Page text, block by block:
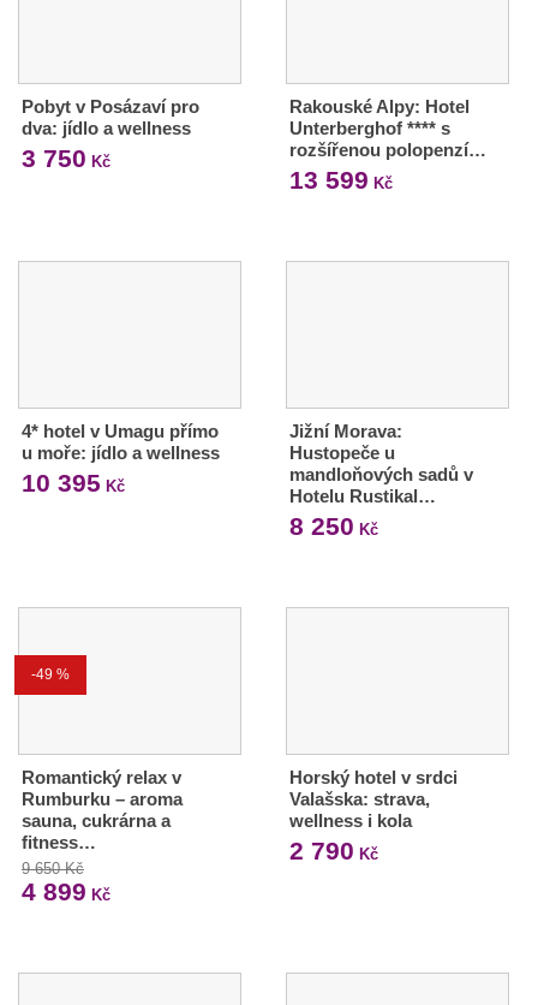
Pobyt v Posázaví pro
dva: jídlo a wellness
3 750 Kč
Rakouské Alpy: Hotel
Unterberghof **** s
rozšířenou polopenzí…
13 599 Kč
4* hotel v Umagu přímo
u moře: jídlo a wellness
10 395 Kč
Jižní Morava:
Hustopeče u
mandloňových sadů v
Hotelu Rustikal…
8 250 Kč
-49 %
Romantický relax v
Rumburku – aroma
sauna, cukrárna a
fitness…
9 650 Kč
4 899 Kč
Horský hotel v srdci
Valašska: strava,
wellness i kola
2 790 Kč